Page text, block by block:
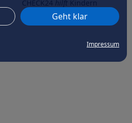
Geht klar
Impressum
CHECK24hilftder Natur